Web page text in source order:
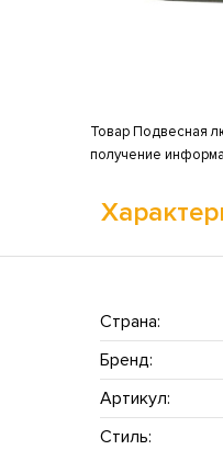
Товар Подвесная
получение
Страна:
Бренд:
Артикул:
Стиль: